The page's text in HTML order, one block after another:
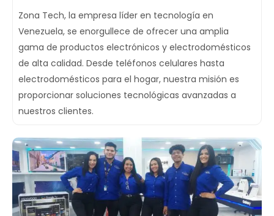
Zona Tech, la empresa líder en tecnología en
Venezuela, se enorgullece de ofrecer una amplia
gama de productos electrónicos y electrodomésticos
de alta calidad. Desde teléfonos celulares hasta
electrodomésticos para el hogar, nuestra misión es
proporcionar soluciones tecnológicas avanzadas a
nuestros clientes.